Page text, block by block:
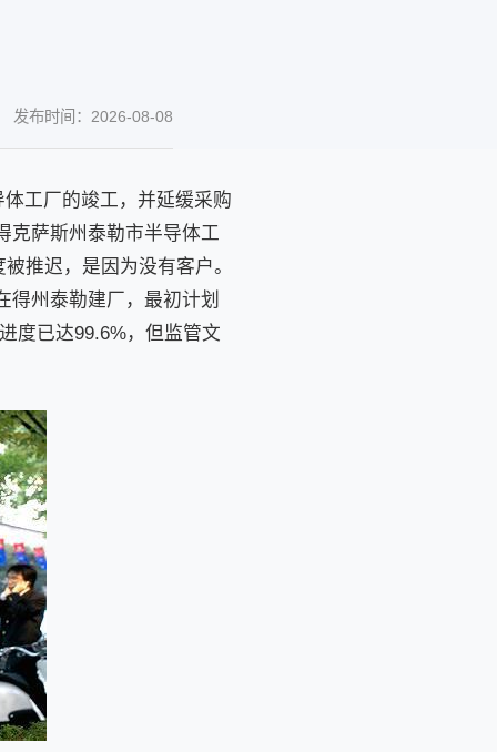
发布时间：2026-08-08
工厂的竣工，并延缓采购
克萨斯州泰勒市半导体工
推迟，是因为没有客户。
得州泰勒建厂，最初计划
度已达99.6%，但监管文